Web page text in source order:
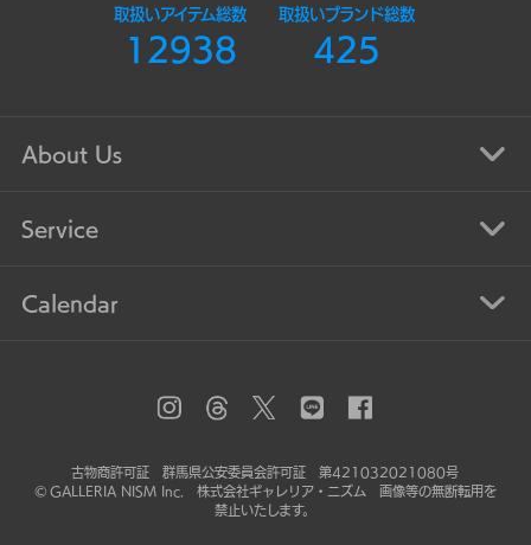
取扱いアイテム総数
12938
取扱いブランド総数
425
About Us
Service
Calendar
古物商許可証 群馬県公安委員会許可証 第421032021080号
© GALLERIA NISM Inc. 株式会社ギャレリア・ニズム 画像等の無断転用を
禁止いたします。